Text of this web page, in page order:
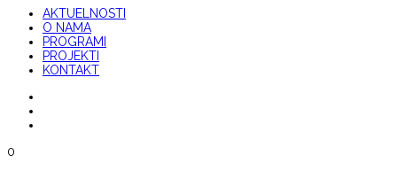
AKTUELNOSTI
O NAMA
PROGRAMI
PROJEKTI
KONTAKT
0